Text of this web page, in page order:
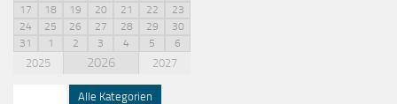
17
18 19 20 21 22
23
24
25 26 27 28 29
30
31
1 2 3 4 5 6
2025 2026 2027
Alle Kategorien